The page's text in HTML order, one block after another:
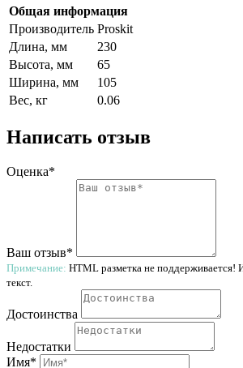
Общая информация
Производитель Proskit
Длина, мм
230
Высота, мм
65
Ширина, мм
105
Вес, кг
0.06
Написать отзыв
Оценка*
Ваш отзыв*
Примечание: HTML разметка не поддерживается!
текст.
Достоинства
Недостатки
Имя*